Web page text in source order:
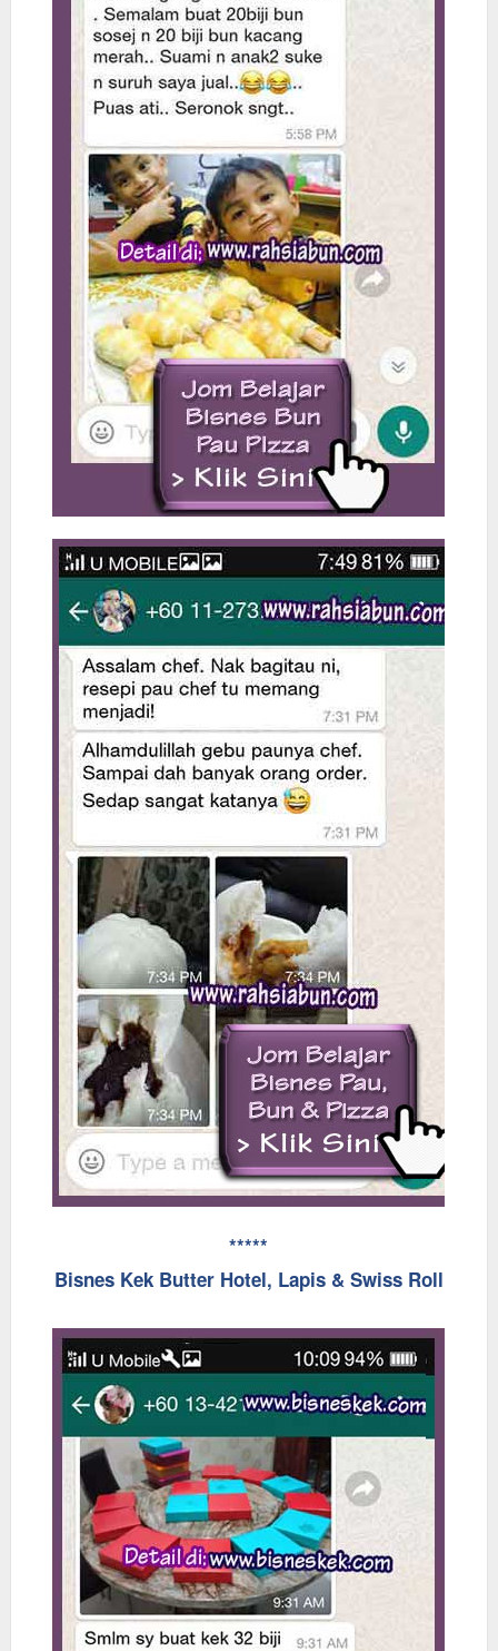
*****
Bisnes Kek Butter Hotel, Lapis & Swiss Roll